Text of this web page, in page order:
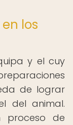
los
y el cuy
de lograr
del animal.
proceso de